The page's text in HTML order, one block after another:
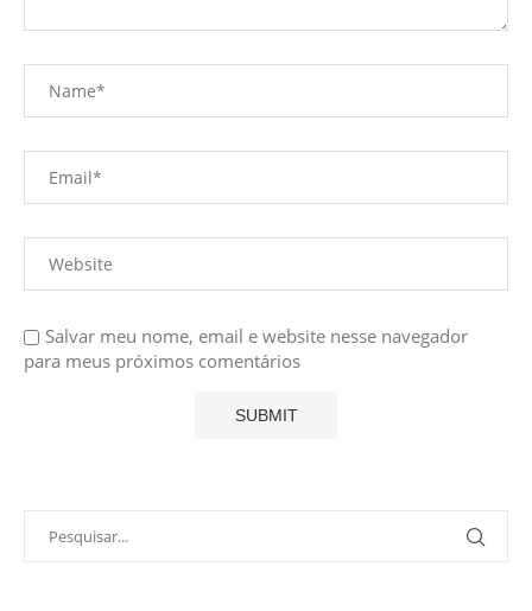
Salvar meu nome, email e website nesse navegador
para meus próximos comentários